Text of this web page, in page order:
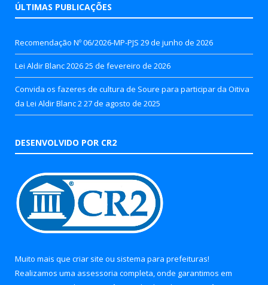
ÚLTIMAS PUBLICAÇÕES
Recomendação Nº 06/2026-MP-PJS 29 de junho de 2026
Lei Aldir Blanc 202625 de fevereiro de 2026
Convida os fazeres de cultura de Soure para participar da Oitiva
da Lei Aldir Blanc 227 de agosto de 2025
DESENVOLVIDO POR CR2
Muito mais que criar site ou sistema para prefeituras!
Realizamos uma assessoria completa, onde garantimos em